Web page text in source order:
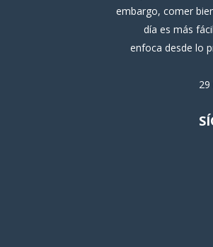
embargo, comer
día es más
enfoca desde lo